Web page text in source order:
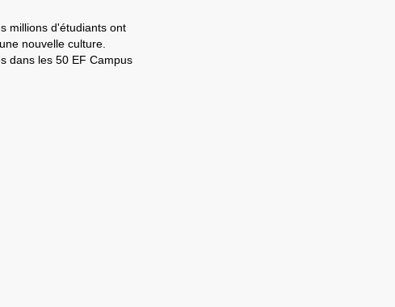
millions d'étudiants ont
nouvelle culture.
dans les 50 EF Campus